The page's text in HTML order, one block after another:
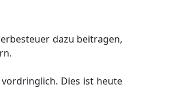
dazu beitragen,
Dies ist heute